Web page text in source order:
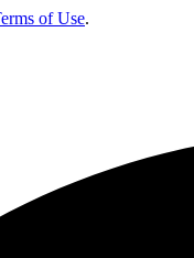
of Use.